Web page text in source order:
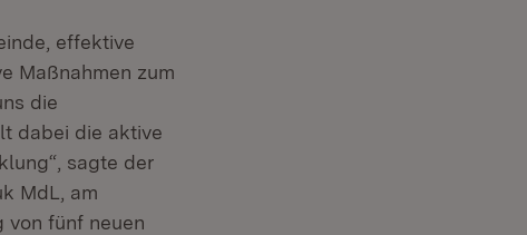
effektive
Maßnahmen zum
die
dabei die aktive
sagte der
MdL, am
von fünf neuen